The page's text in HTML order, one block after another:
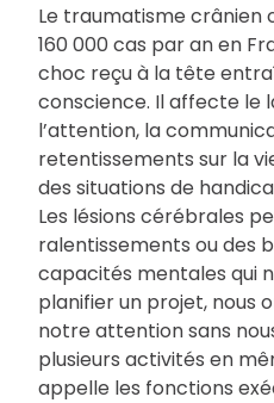
Le traumatisme crânien
160 000 cas par an en
choc reçu à la tête
conscience. Il affecte le
l’attention, la
retentissements sur la
des situations de
Les lésions cérébrales
ralentissements ou des
capacités mentales qui
planifier un projet, nous
notre attention sans
plusieurs activités en
appelle les fonctions